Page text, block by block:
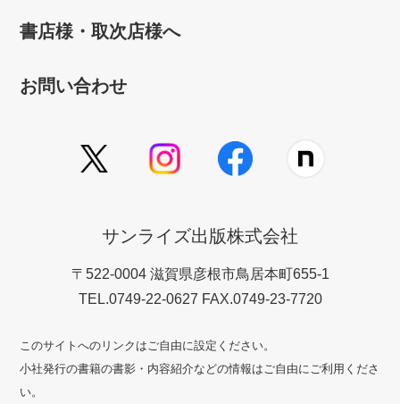
書店様・取次店様へ
お問い合わせ
サンライズ出版株式会社
〒522-0004 滋賀県彦根市鳥居本町655-1
TEL.0749-22-0627 FAX.0749-23-7720
このサイトへのリンクはご自由に設定ください。
小社発行の書籍の書影・内容紹介などの情報はご自由にご利用くださ
い。